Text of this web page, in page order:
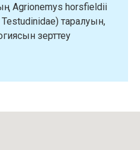
Agrionemys horsfieldii
таралуын,
зерттеу